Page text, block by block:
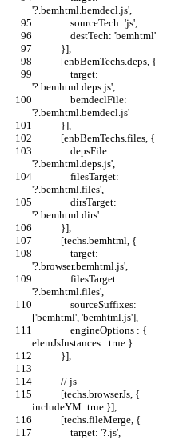
'?.bemhtml.bemdecl.js',
                sourceTech: 'js',
                destTech: 'bemhtml'
            }],
            [enbBemTechs.deps, {
'?.bemhtml.deps.js',
'?.bemhtml.bemdecl.js'
            }],
            [enbBemTechs.files, {
'?.bemhtml.deps.js',
'?.bemhtml.files',
'?.bemhtml.dirs'
            }],
            [techs.bemhtml, {
'?.browser.bemhtml.js',
'?.bemhtml.files',
['bemhtml', 'bemhtml.js'],
elemJsInstances : true }
            }],
            // js
includeYM: true }],
            [techs.fileMerge, {
                target: '?.js',